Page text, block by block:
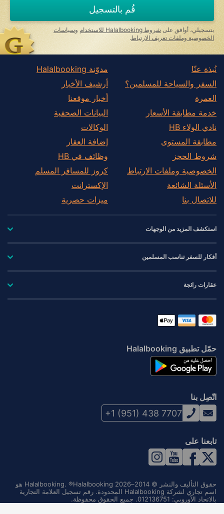
قُم بالتسجيل
بتسجيلي، أوافق على شروط Halalbooking للاستخدام وسياسات
الخصوصية وملفات تعريف الارتباط.
نُبذة عنّا
السفر والسياحة للمسلمين؟
العمرة
خدمة مطابقة الأسعار
نادي الولاء HB
مطابقة المستوى
شروط الحجز
الخصوصية وملفات الارتباط
الأسئلة الشائعة
للاتصال بنا
مدوّنة Halalbooking
أرشيف الأخبار
أخبار موقعنا
البيانات الصحفية
الوكالات
إضافة العقار
وظائف في HB
كروز للمسافر المسلم
الإكسترانت
ميزات حصرية
استكشف المزيد من الوجهات
أفكار للسفر تناسب المسلمين
عقارات رائجة
حمّل تطبيق Halalbooking
اتّصِل بنا
+1 (951) 438 7707
تابعنا على
حقوق التأليف والنشر © 2014–2026 Halalbooking. ®Halalbooking هو
اسم تجاري لشركة Halalbooking المحدودة. رقم تسجيل العلامة التجارية
بالاتحاد الأوروبي: 012136751. جميع الحقوق محفوظة.